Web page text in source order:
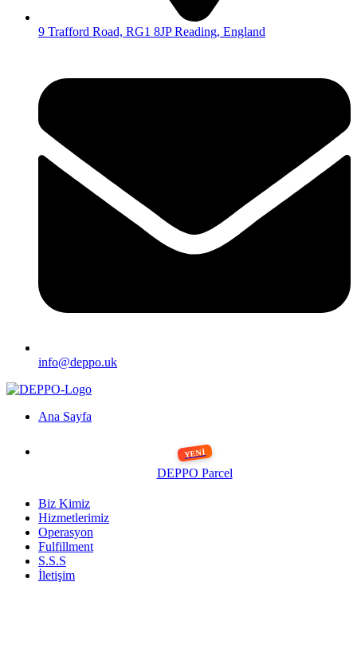
9 Trafford Road, RG1 8JP Reading, England
info@deppo.uk
Ana Sayfa
DEPPO Parcel
Biz Kimiz
Hizmetlerimiz
Operasyon
Fulfillment
S.S.S
İletişim